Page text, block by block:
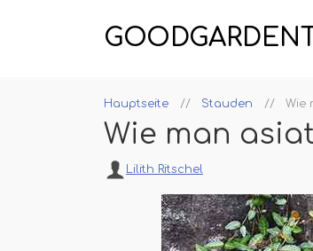
Hauptseite Stauden Wie
Wie man
Lilith Ritschel